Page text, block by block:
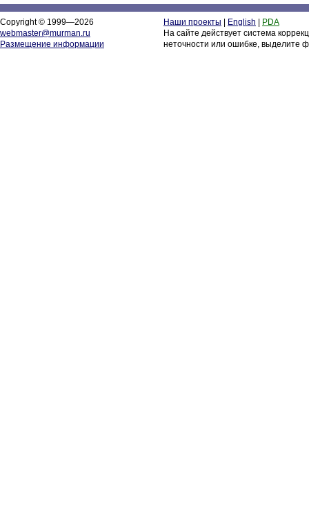
Copyright © 1999—2026
webmaster@murman.ru
Размещение информации
Наши проекты English
PDA
На сайте действует система
неточности или ошибке, выделите